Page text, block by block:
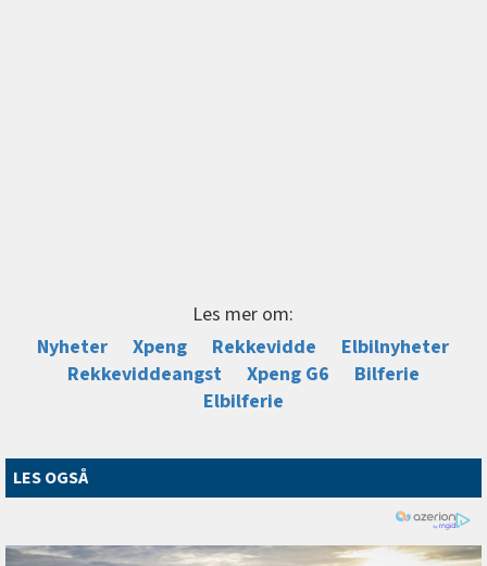
Les mer om:
Nyheter
Xpeng Rekkevidde
Elbilnyheter
Rekkeviddeangst
Xpeng G6
Bilferie
Elbilferie
LES OGSÅ